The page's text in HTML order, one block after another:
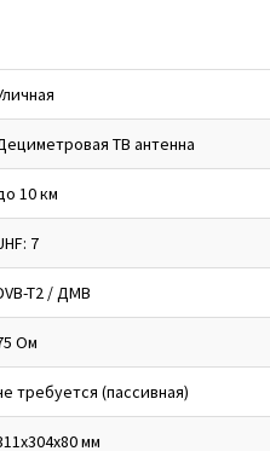
ТВ антенна
10 км
7
T2 / ДМВ
Ом
требуется (пассивная)
мм